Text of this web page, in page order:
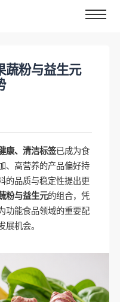
蔬粉与益生元
康、清洁标签已成为食
、高营养的产品偏好持
的品质与稳定性提出更
粉与益生元的组合，凭
功能食品领域的重要配
机会。